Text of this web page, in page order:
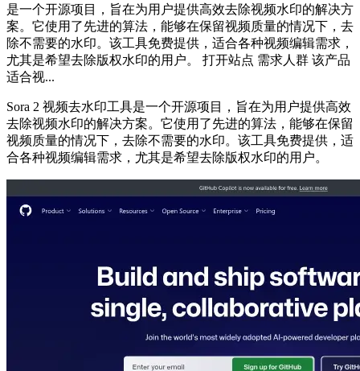
是一个开源项目，旨在为用户提供高效去除视频水印的解决方
案。它使用了先进的算法，能够在保留视频质量的情况下，去
除不需要的水印。该工具免费提供，适合各种视频编辑需求，
尤其是希望去除版权水印的用户。 打开站点 需求人群 该产品
适合视...
Sora 2 视频去水印工具是一个开源项目，旨在为用户提供高效
去除视频水印的解决方案。它使用了先进的算法，能够在保留
视频质量的情况下，去除不需要的水印。该工具免费提供，适
合各种视频编辑需求，尤其是希望去除版权水印的用户。